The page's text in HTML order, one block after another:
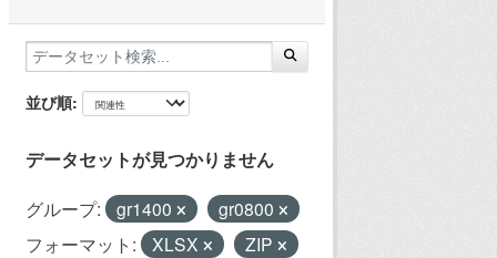
並び順
データセットが見つかりません
グループ: gr1400
gr0800
フォーマット:
XLSX ZIP